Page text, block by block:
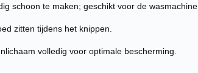
schoon te maken; geschikt voor de wasmachine.
zitten tijdens het knippen.
volledig voor optimale bescherming.